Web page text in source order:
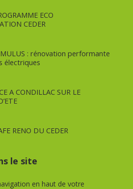
ECO
CEDER
: rénovation performante
électriques
A CONDILLAC SUR LE
RENO DU CEDER
le site
en haut de votre